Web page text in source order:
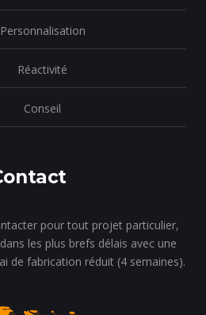
Personnalisation
Réactivité
Conseil
pour tout projet particulier,
les plus brefs délais avec une
de fabrication réduit (4 semaines).